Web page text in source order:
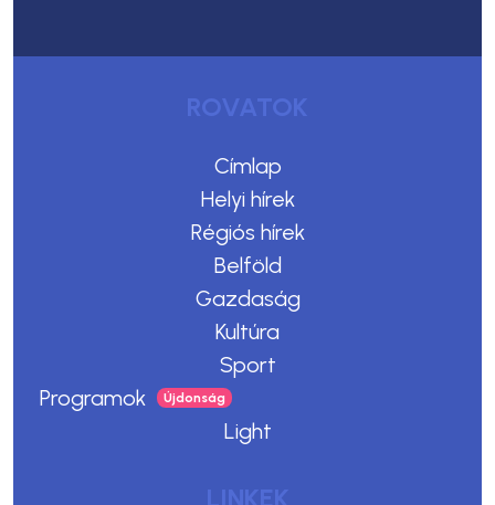
ROVATOK
Címlap
Helyi hírek
Régiós hírek
Belföld
Gazdaság
Kultúra
Sport
Programok
Light
LINKEK